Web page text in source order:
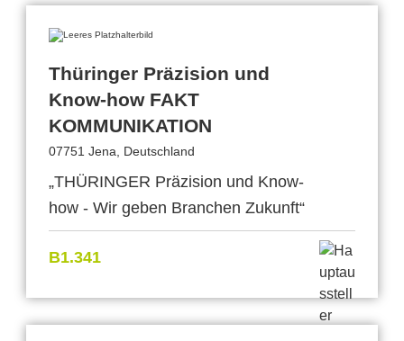
Thüringer Präzision und
Know-how FAKT
KOMMUNIKATION
07751 Jena, Deutschland
„THÜRINGER Präzision und Know-
how - Wir geben Branchen Zukunft“
B1.341